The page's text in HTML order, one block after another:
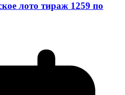
лото тираж 1259 по